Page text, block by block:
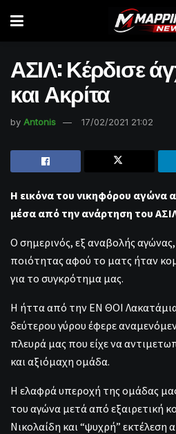
ΑΣΙΛ: Κέρδισε
και Ακρίτα
by Antonis 17/02/2021 21:02
Η εικόνα του νικηφόρου αγώνα
μέσα από την ανάρτηση του
Ο σημερινός, εξ αναβολής αγώνας,
ποιότητας αφού το ματς ήταν
για το συγκρότημα μας.
Η ήττα από την ΕΝ ΘΟΙ
δεύτερου γύρου έφερε
πλευρά μας που είχε να
και αξιόμαχη ομάδα.
Η ελαφρά υπεροχή της ομάδας
του αγώνα μετά από εξαιρετική
Νικολαίδη και “ψυχρή”